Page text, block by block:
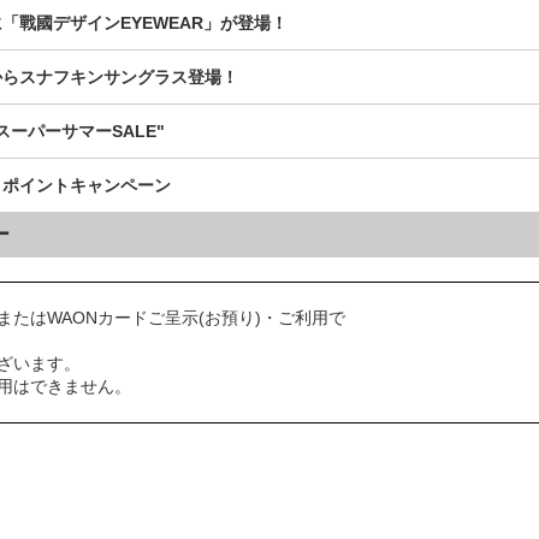
戰國デザインEYEWEAR」が登場！
スナフキンサングラス登場！
ーパーサマーSALE"
イントキャンペーン
たはWAONカードご呈示(お預り)・ご利用で
ます。
できません。